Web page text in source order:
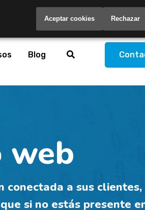
Blog
web
conectada a sus
si no estás presente
Aceptar cookies Rechazar